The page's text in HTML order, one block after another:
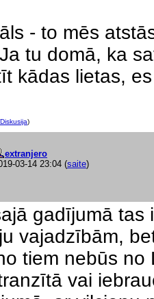
- to mēs
tu domā, ka
kādas lietas,
Diskusija)
extranjero
03-14 23:04 (saite)
gadījumā tas
vajadzībām,
tiem nebūs
vai